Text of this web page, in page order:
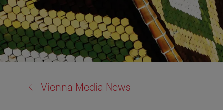
Vienna Media News